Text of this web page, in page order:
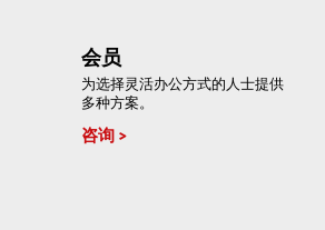
会员
为选择灵活办公方式的人士提供
多种方案。
咨询